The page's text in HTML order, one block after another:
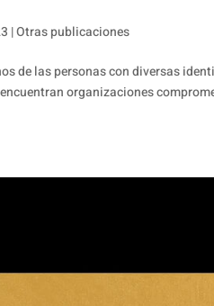
|Otras publicaciones
de las personas con diversas
organizaciones